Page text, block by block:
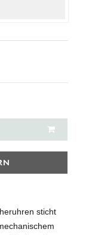
sticht